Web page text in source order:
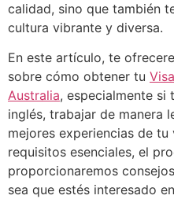
calidad, sino que también
cultura vibrante y diversa.
En este artículo, te
sobre cómo obtener tu
Australia, especialmente si
inglés, trabajar de manera
mejores experiencias de
requisitos esenciales, el
proporcionaremos
sea que estés interesado